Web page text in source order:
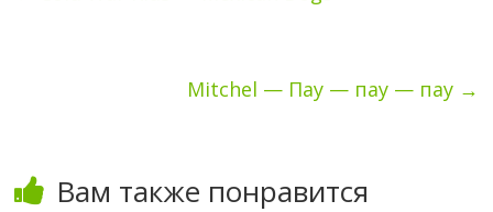
Mitchel — Пау — пау — пау →
Вам также понравится